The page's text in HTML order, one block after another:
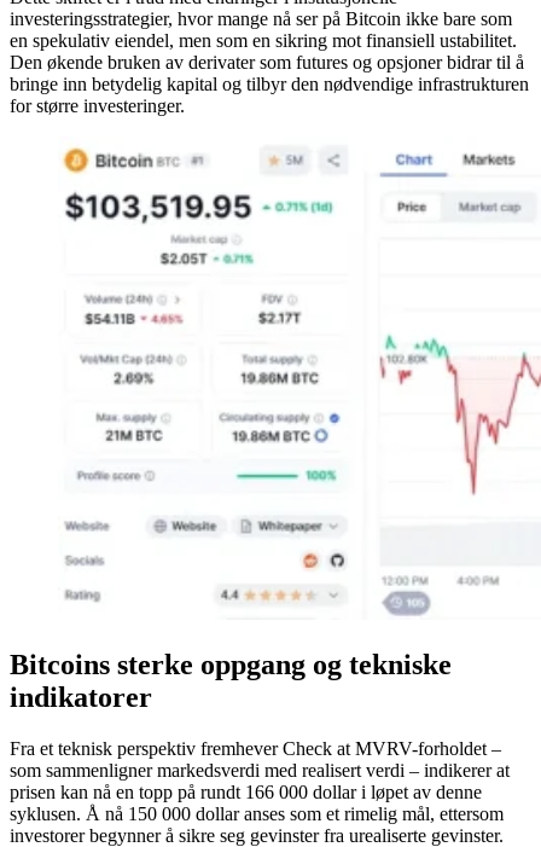
investeringsstrategier, hvor mange nå ser på Bitcoin ikke bare som
en spekulativ eiendel, men som en sikring mot finansiell ustabilitet.
Den økende bruken av derivater som futures og opsjoner bidrar til å
bringe inn betydelig kapital og tilbyr den nødvendige infrastrukturen
for større investeringer.
Bitcoins sterke oppgang og tekniske
indikatorer
Fra et teknisk perspektiv fremhever Check at MVRV-forholdet –
som sammenligner markedsverdi med realisert verdi – indikerer at
prisen kan nå en topp på rundt 166 000 dollar i løpet av denne
syklusen. Å nå 150 000 dollar anses som et rimelig mål, ettersom
investorer begynner å sikre seg gevinster fra urealiserte gevinster.